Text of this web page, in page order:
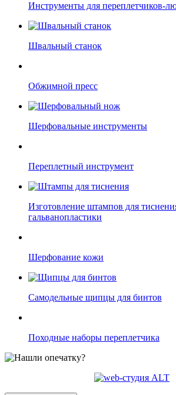
Инструменты для переплетчиков-
Швальный станок
Обжимной пресс
Шерфовальные инструменты
Переплетный инструмент
Изготовление штампов для
гальванопластики
Шерфование кожи
Самодельные щипцы для бинтов
Походные наборы переплетчика